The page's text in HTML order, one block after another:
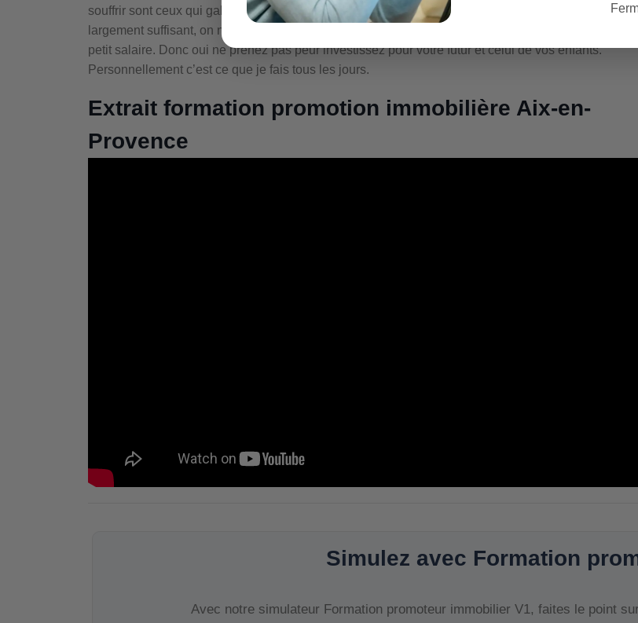
souffrir sont ceux qui galèrent pour joindre les deux bouts. Car en réalité quand on a un niveau
largement suffisant, on ne souffre pas de la crise comme peuvent en pâtir ceux qui travaillent avec
petit salaire. Donc oui ne prenez pas peur investissez pour votre futur et celui de vos enfants.
Personnellement c’est ce que je fais tous les jours.
Extrait formation promotion immobilière Aix-en-
Provence
Simulez avec Formation
Avec notre simulateur Formation promoteur immobilier V1, faites le point